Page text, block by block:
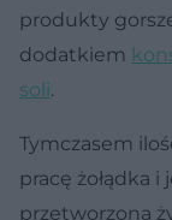
produkty
dodatkiem
soli.
Tymczasem
pracę żołądka
przetworzona